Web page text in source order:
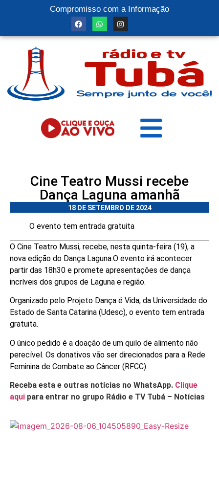
Compromisso com a Informação
Cine Teatro Mussi recebe
Dança Laguna amanhã
18 DE SETEMBRO DE 2024
O evento tem entrada gratuita
O Cine Teatro Mussi, recebe, nesta quinta-feira (19), a
nova edição do Dança Laguna.O evento irá acontecer
partir das 18h30 e promete apresentações de dança
incríveis dos grupos de Laguna e região.
Organizado pelo Projeto Dança é Vida, da Universidade do
Estado de Santa Catarina (Udesc), o evento tem entrada
gratuita.
O único pedido é a doação de um quilo de alimento não
perecível. Os donativos vão ser direcionados para a Rede
Feminina de Combate ao Câncer (RFCC).
Receba esta e outras notícias no WhatsApp. Clique
aqui para entrar no grupo Rádio e TV Tubá – Notícias